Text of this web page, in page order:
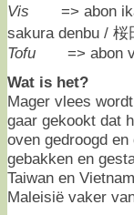
Vis => abon
sakura denbu / 桜
Tofu => abon
Wat is het?
Mager vlees
gaar gekookt dat
oven gedroogd
gebakken en
Taiwan en
Maleisië vaker